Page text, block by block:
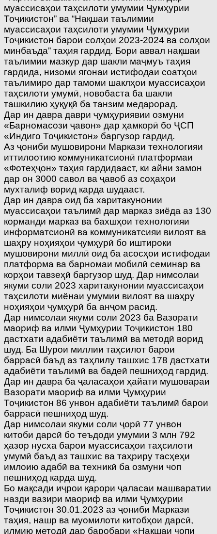
муассисаҳои таҳсилоти умумии Ҷумҳурии
Тоҷикистон” ва “Нақшаи таълимии
муассисаҳои таҳсилоти умумии Ҷумҳурии
Тоҷикистон барои солҳои 2023-2024 ва солҳои
минбаъда” таҳия гардид. Бори аввал нақшаи
таълимии мазкур дар шакли маҷмуъ таҳия
гардида, низоми ягонаи истифодаи соатҳои
таълимиро дар тамоми шаклҳои муассисаҳои
таҳсилоти умумӣ, новобаста ба шакли
ташкилию ҳуқуқӣ ба танзим медарорад.
Дар ин давра даври ҷумҳуриявии озмуни
«Барномасози ҷавон» дар ҳамкорӣ бо ҶСП
«Индиго Тоҷикистон» баргузор гардид.
Аз ҷониби мушовирони Маркази технологияи
иттилоотию коммуникатсионӣ платформаи
«Фотеҳҷон» таҳия гардидааст, ки айни замон
дар он 3000 савол ва ҷавоб аз соҳаҳои
мухталиф ворид карда шудааст.
Дар ин давра оид ба харитакунонии
муассисаҳои таълимӣ дар марказ зиёда аз 130
корманди марказ ва бахшҳои технологияи
информатсионӣ ва коммуникатсияи вилоят ва
шаҳру ноҳияҳои ҷумҳурӣ бо иштироки
мушовирони миллӣ оид ба асосҳои истифодаи
платформа ва барномаи мобилӣ семинар ва
корҳои тавзеҳӣ баргузор шуд. Дар нимсолаи
якуми соли 2023 харитакунонии муассисаҳои
таҳсилоти миёнаи умумии вилоят ва шаҳру
ноҳияҳои ҷумҳурӣ ба анҷом расид.
Дар нимсолаи якуми соли 2023 ба Вазорати
маориф ва илми Ҷумҳурии Тоҷикистон 180
дастхати адабиёти таълимӣ ва методӣ ворид
шуд. Ба Шурои миллии таҳсилот барои
баррасӣ баъд аз таҳлилу ташхис 178 дастхати
адабиёти таълимӣ ва бадеӣ пешниҳод гардид.
Дар ин давра ба ҷаласаҳои ҳайати мушовараи
Вазорати маориф ва илми Ҷумҳурии
Тоҷикистон 86 унвон адабиёти таълимӣ барои
баррасӣ пешниҳод шуд.
Дар нимсолаи якуми соли ҷорӣ 77 унвон
китоби дарсӣ бо теъдоди умумии 3 млн 792
ҳазор нусха барои муассисаҳои таҳсилоти
умумӣ баъд аз ташхис ва таҳриру тасҳеҳи
имлоию адабӣ ва техникӣ ба озмуни чоп
пешниҳод карда шуд.
Бо мақсади иҷрои қарори ҷаласаи машваратии
назди вазири маориф ва илми Ҷумҳурии
Тоҷикистон 30.01.2023 аз ҷониби Маркази
таҳия, нашр ва муомилоти китобҳои дарсӣ,
илмию методӣ дар баробари «Нақшаи чопи